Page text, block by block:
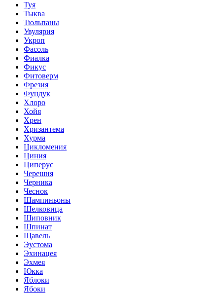
Туя
Тыква
Тюльпаны
Увулярия
Укроп
Фасоль
Фиалка
Фикус
Фитоверм
Фрезия
Фундук
Хлоро
Хойя
Хрен
Хризантема
Хурма
Цикломения
Циния
Циперус
Черешня
Черника
Чеснок
Шампиньоны
Шелковица
Шиповник
Шпинат
Щавель
Эустома
Эхинацея
Эхмея
Юкка
Яблоки
Ябоки